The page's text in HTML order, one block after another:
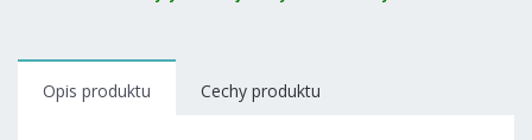
Opis produktu Cechy produktu